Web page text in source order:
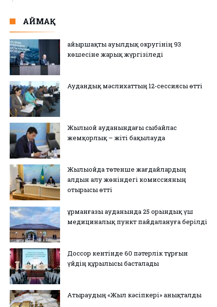
АЙМАҚ
Қайыршақты ауылдық округінің 93
көшесіне жарық жүргізіледі
Аудандық мәслихаттың 12-сессиясы өтті
Жылыой ауданындағы сыбайлас
жемқорлық – жіті бақылауда
Жылыойда төтенше жағдайлардың
алдын алу жөніндегі комиссияның
отырысы өтті
Құрманғазы ауданында 25 орындық үш
медициналық пункт пайдалануға берілді
Доссор кентінде 60 пәтерлік тұрғын
үйдің құрылысы басталады
Атыраудың «Жыл кәсіпкері» анықталды